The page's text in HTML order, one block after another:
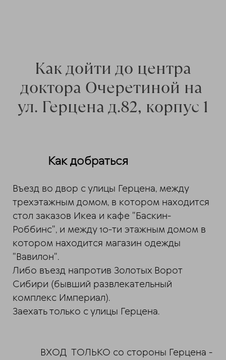
Как дойти до центра
доктора Очеретиной на
ул. Герцена д.82, корпус 1
Как добраться
Въезд во двор с улицы Герцена, между
трехэтажным домом, в котором находится
стол заказов Икеа и кафе "Баскин-
Роббинс", и между 10-ти этажным домом в
котором находится магазин одежды
"Вавилон".
Либо въезд напротив Золотых Ворот
Сибири (бывший развлекательный
комплекс Империал).
Заехать только с улицы Герцена.
ВХОД ТОЛЬКО со стороны Герцена -